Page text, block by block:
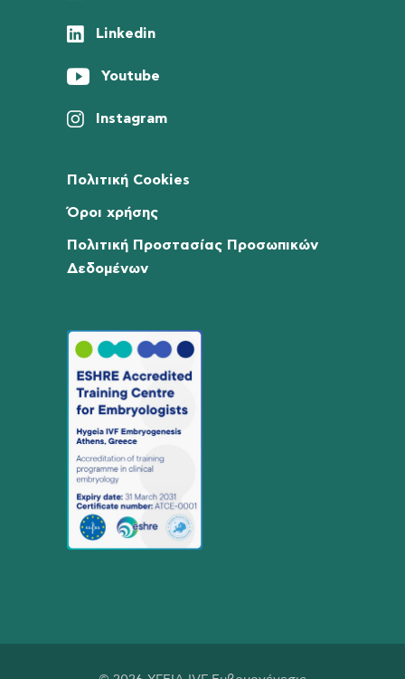
Linkedin
Youtube
Instagram
Πολιτική Cookies
Όροι χρήσης
Πολιτική Προστασίας Προσωπικών
Δεδομένων